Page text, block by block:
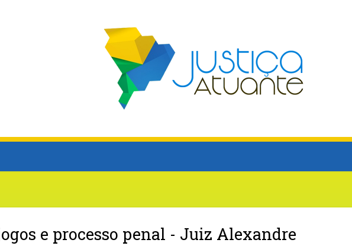
e processo penal - Juiz Alexandre